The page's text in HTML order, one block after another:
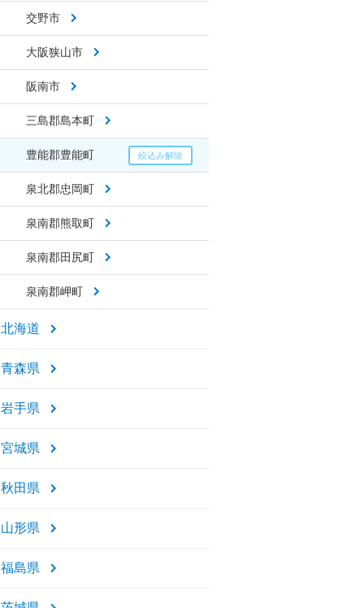
交野市
大阪狭山市
阪南市
三島郡島本町
豊能郡豊能町
泉北郡忠岡町
泉南郡熊取町
泉南郡田尻町
泉南郡岬町
北海道
青森県
岩手県
宮城県
秋田県
山形県
福島県